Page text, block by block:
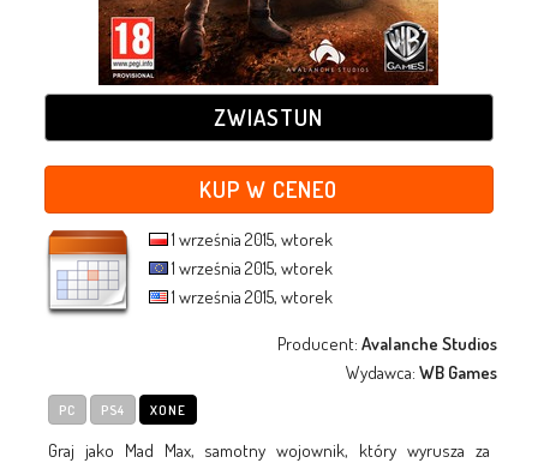
ZWIASTUN
KUP W CENEO
1 września 2015, wtorek
1 września 2015, wtorek
1 września 2015, wtorek
Producent:Avalanche Studios
Wydawca:WB Games
PC PS4 XONE
Graj jako Mad Max, samotny wojownik, który wyrusza za